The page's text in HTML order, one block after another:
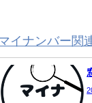
イナンバー関